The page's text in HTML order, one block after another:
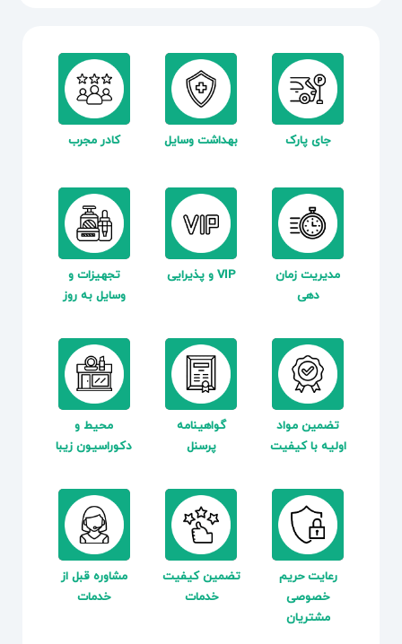
جای پارک بهداشت وسایل کادر مجرب
مدیریت زمان
دهی
VIP و پذیرایی
تجهیزات و
وسایل به روز
تضمین مواد
اولیه با کیفیت
گواهینامه
پرسنل
محیط و
دکوراسیون زیبا
رعایت حریم
خصوصی
مشتریان
تضمین کیفیت
خدمات
مشاوره قبل از
خدمات